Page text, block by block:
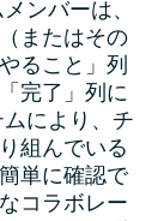
ンバーは、
またはその
ること」列
完了」列に
により、チ
組んでいる
単に確認で
コラボレー